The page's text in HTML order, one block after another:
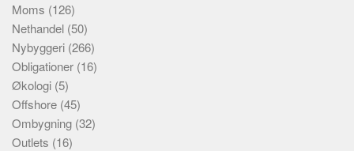
Moms (126)
Nethandel (50)
Nybyggeri (266)
Obligationer (16)
Økologi (5)
Offshore (45)
Ombygning (32)
Outlets (16)